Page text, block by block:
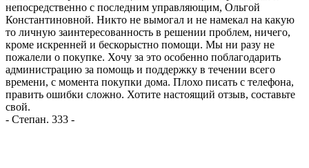
непосредственно с последним управляющим, Ольгой
Константиновной. Никто не вымогал и не намекал на какую
то личную заинтересованность в решении проблем, ничего,
кроме искренней и бескорыстно помощи. Мы ни разу не
пожалели о покупке. Хочу за это особенно поблагодарить
администрацию за помощь и поддержку в течении всего
времени, с момента покупки дома. Плохо писать с телефона,
править ошибки сложно. Хотите настоящий отзыв, составьте
свой.
- Степан. 333 -